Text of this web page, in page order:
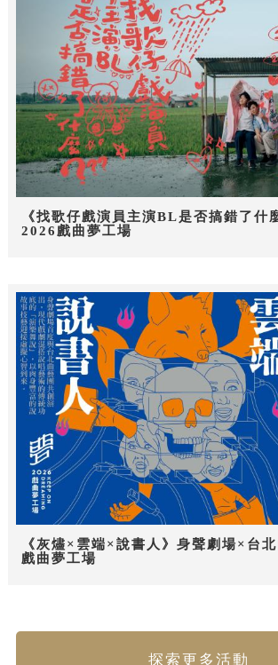
《找歌仔戲演員主演BL是否搞錯了什
2026戲曲夢工場
《灰燼×雲端×說書人》身聲劇場×台
戲曲夢工場
探索更多活動